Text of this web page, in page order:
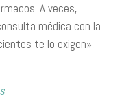
A veces,
médica con la
te lo exigen»,